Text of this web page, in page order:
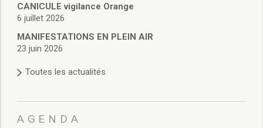
Budget de Fonctionnement
Budget d’Investissement
Conseils municipaux
Règlement du conseil municipal
Délibérations 2025
Délibérations 2022
CANICULE vigilance Orange
6 juillet 2026
MANIFESTATIONS EN PLEIN AIR
23 juin 2026
Toutes les actualités
AGENDA